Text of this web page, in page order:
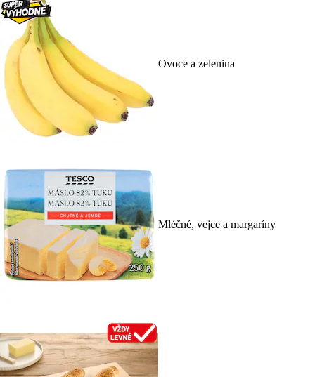
Ovoce a zelenina
Mléčné, vejce a margaríny